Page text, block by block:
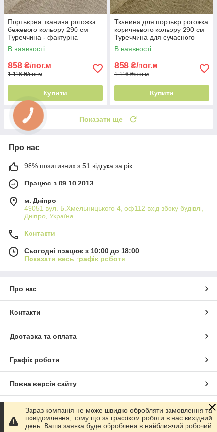
Портьєрна тканина рогожка
бежевого кольору 290 см
Туреччина - фактурна
поверхня
В наявності
858 ₴/пог.м
1 116 ₴/пог.м
Купити
Тканина для портьєр рогожка
коричневого кольору 290 см
Туреччина для сучасного
інтер'єру
В наявності
858 ₴/пог.м
1 116 ₴/пог.м
Купити
Показати ще
Про нас
98% позитивних з 51 відгука за рік
Працює з 09.10.2013
м. Дніпро
49051 вул. Б.Хмельницького 4, оф112 вхід збоку будівлі,
Дніпро, Україна
Контакти
Сьогодні працює з 10:00 до 18:00
Показати весь графік роботи
Про нас
Контакти
Доставка та оплата
Графік роботи
Повна версія сайту
Сайт створено на маркетплейсі Prom.ua
Зараз компанія не може швидко обробляти замовлення та
повідомлення, тому що за графіком роботи в нас вихідний
день. Ваша заявка буде оброблена в найближчий робочий